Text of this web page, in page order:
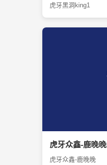
虎牙黑洞king1
虎牙众鑫-鹿晚晚
虎牙众鑫-鹿晚晚